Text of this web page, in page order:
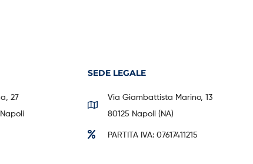
27
SEDE LEGALE
Via Giambattista Marino, 13
80125 Napoli (NA)
PARTITA IVA: 07617411215